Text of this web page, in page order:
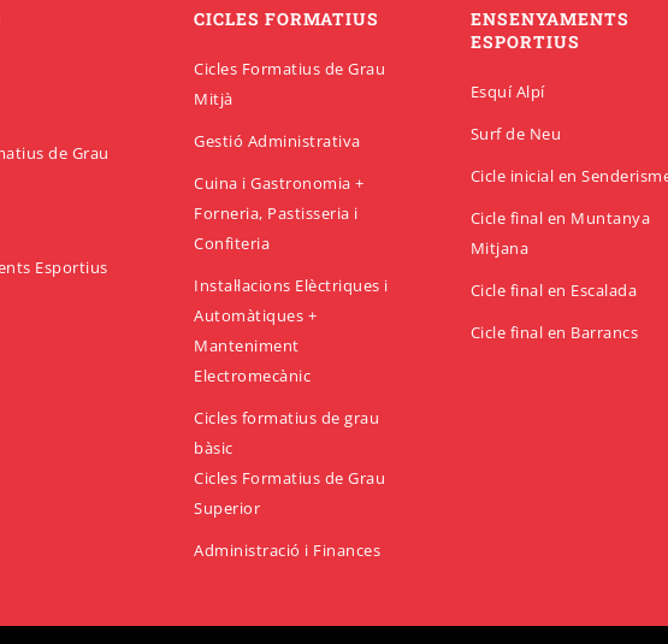
de Grau
Esportius
CICLES FORMATIUS
Cicles Formatius de Grau
Mitjà
Gestió Administrativa
Cuina i Gastronomia +
Forneria, Pastisseria i
Confiteria
Instal·lacions Elèctriques i
Automàtiques +
Manteniment
Electromecànic
Cicles formatius de grau
bàsic
Cicles Formatius de Grau
Superior
Administració i Finances
ENSENYAMENTS
ESPORTIUS
Esquí Alpí
Surf de Neu
Cicle inicial en
Cicle final en Muntanya
Mitjana
Cicle final en Escalada
Cicle final en Barrancs